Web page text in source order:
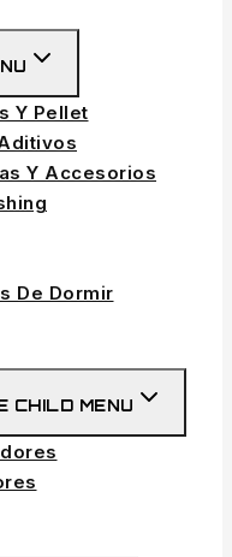
Y Pellet
Y Accesorios
De Dormir
CHILD MENU